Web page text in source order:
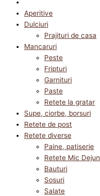
Aperitive
Dulciuri
Prajituri de casa
Mancaruri
Peste
Fripturi
Garnituri
Paste
Retete la gratar
Supe, ciorbe, borsuri
Retete de post
Retete diverse
Paine, patiserie
Retete Mic Dejun
Bauturi
Sosuri
Salate